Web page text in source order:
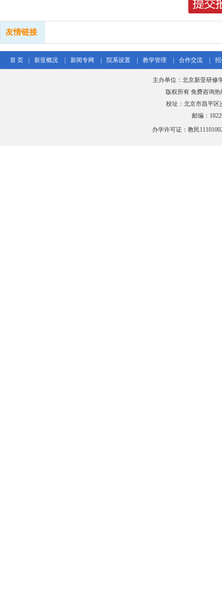
友情链接
首 页 新亚概况 新闻专网 院系设置 教学管理 合作交流
主办单位：北京新亚研修
版权所有 免费咨询热
校址：北京市昌平区
邮编：
办学许可证：教民